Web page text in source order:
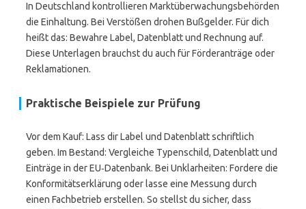
In Deutschland kontrollieren Marktüberwachungsbehörden
die Einhaltung. Bei Verstößen drohen Bußgelder. Für dich
heißt das: Bewahre Label, Datenblatt und Rechnung auf.
Diese Unterlagen brauchst du auch für Förderanträge oder
Reklamationen.
Praktische Beispiele zur Prüfung
Vor dem Kauf: Lass dir Label und Datenblatt schriftlich
geben. Im Bestand: Vergleiche Typenschild, Datenblatt und
Einträge in der EU‑Datenbank. Bei Unklarheiten: Fordere die
Konformitätserklärung oder lasse eine Messung durch
einen Fachbetrieb erstellen. So stellst du sicher, dass